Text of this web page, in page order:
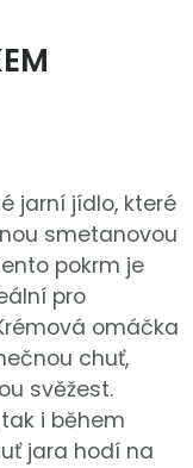
jarní jídlo, které
smetanovou
pokrm je
pro
omáčka
chuť,
svěžest.
i během
jara hodí na